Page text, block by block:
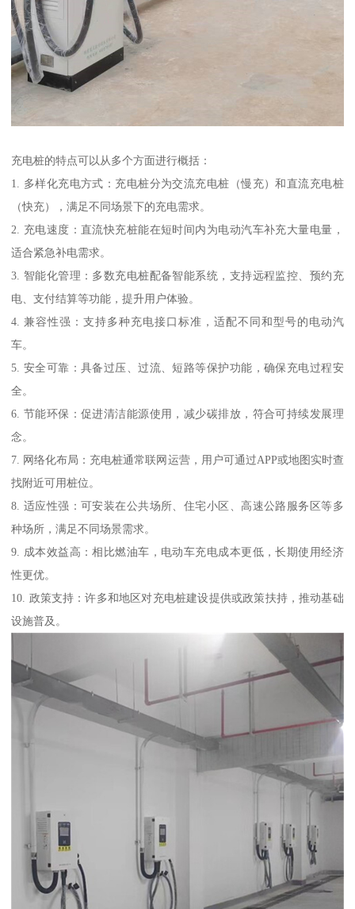
充电桩的特点可以从多个方面进行概括：
1. 多样化充电方式：充电桩分为交流充电桩（慢充）和直流充电桩
（快充），满足不同场景下的充电需求。
2. 充电速度：直流快充桩能在短时间内为电动汽车补充大量电量，
适合紧急补电需求。
3. 智能化管理：多数充电桩配备智能系统，支持远程监控、预约充
电、支付结算等功能，提升用户体验。
4. 兼容性强：支持多种充电接口标准，适配不同和型号的电动汽
车。
5. 安全可靠：具备过压、过流、短路等保护功能，确保充电过程安
全。
6. 节能环保：促进清洁能源使用，减少碳排放，符合可持续发展理
念。
7. 网络化布局：充电桩通常联网运营，用户可通过APP或地图实时查
找附近可用桩位。
8. 适应性强：可安装在公共场所、住宅小区、高速公路服务区等多
种场所，满足不同场景需求。
9. 成本效益高：相比燃油车，电动车充电成本更低，长期使用经济
性更优。
10. 政策支持：许多和地区对充电桩建设提供或政策扶持，推动基础
设施普及。